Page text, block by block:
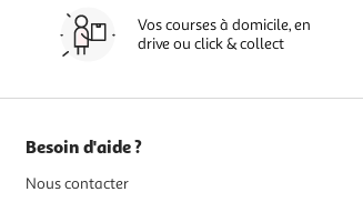
Vos courses à domicile, en
drive ou click & collect
Besoin d'aide ?
Nous contacter